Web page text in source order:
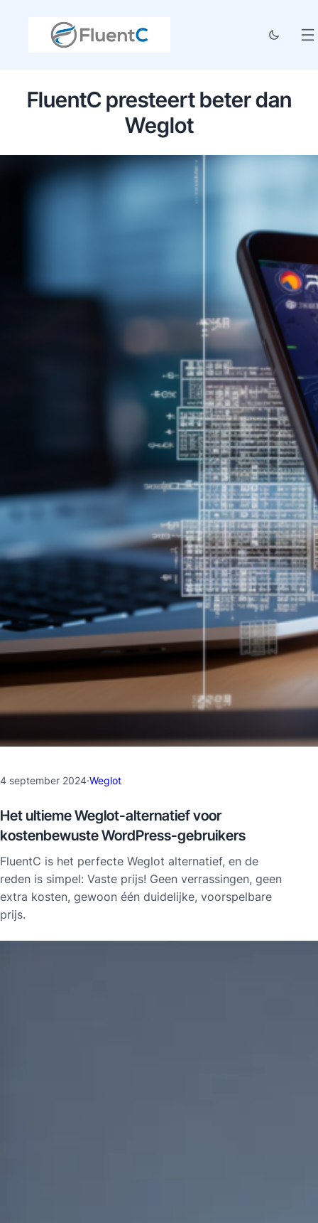
FluentC presteert beter dan
Weglot
4 september 2024·Weglot
Het ultieme Weglot-alternatief voor
kostenbewuste WordPress-gebruikers
FluentC is het perfecte Weglot alternatief, en de
reden is simpel: Vaste prijs! Geen verrassingen, geen
extra kosten, gewoon één duidelijke, voorspelbare
prijs.